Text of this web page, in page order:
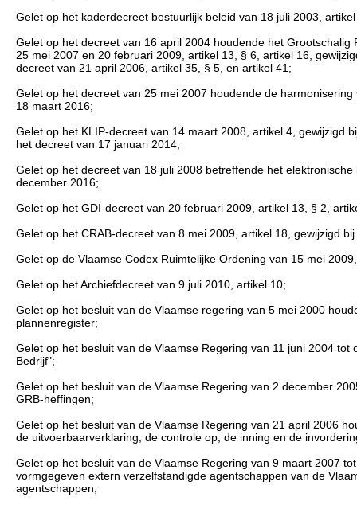
Gelet op het kaderdecreet bestuurlijk beleid van 18 juli 2003,
Gelet op het decreet van 16 april 2004 houdende het
25 mei 2007 en 20 februari 2009, artikel 13, § 6, artikel 16,
decreet van 21 april 2006, artikel 35, § 5, en artikel 41;
Gelet op het decreet van 25 mei 2007 houdende de
18 maart 2016;
Gelet op het KLIP-decreet van 14 maart 2008, artikel 4, gewijzigd
het decreet van 17 januari 2014;
Gelet op het decreet van 18 juli 2008 betreffende het
december 2016;
Gelet op het GDI-decreet van 20 februari 2009, artikel 13, § 2,
Gelet op het CRAB-decreet van 8 mei 2009, artikel 18, gewijzigd
Gelet op de Vlaamse Codex Ruimtelijke Ordening van 15 mei
Gelet op het Archiefdecreet van 9 juli 2010, artikel 10;
Gelet op het besluit van de Vlaamse regering van 5 mei 2000
plannenregister;
Gelet op het besluit van de Vlaamse Regering van 11 juni 2004
Bedrijf";
Gelet op het besluit van de Vlaamse Regering van 2 december
GRB-heffingen;
Gelet op het besluit van de Vlaamse Regering van 21 april 2006
de uitvoerbaarverklaring, de controle op, de inning en de
Gelet op het besluit van de Vlaamse Regering van 9 maart 2007
vormgegeven extern verzelfstandigde agentschappen van de
agentschappen;